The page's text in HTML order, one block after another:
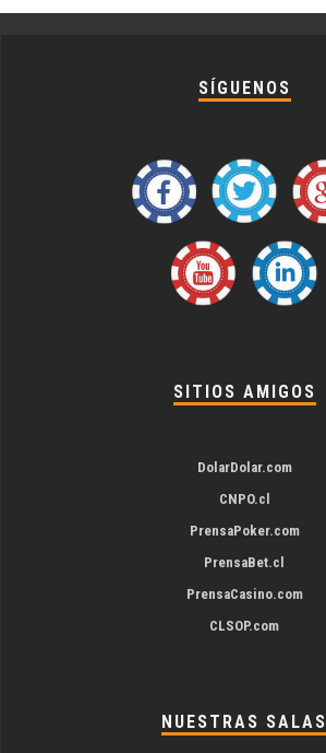
SÍGUENOS
SITIOS AMIGOS
DolarDolar.com
CNPO.cl
PrensaPoker.com
PrensaBet.cl
PrensaCasino.com
CLSOP.com
NUESTRAS SALAS